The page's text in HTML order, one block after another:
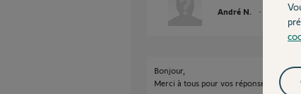
André N. il y a plus
Bonjour,
Merci à tous pour vos réponses !